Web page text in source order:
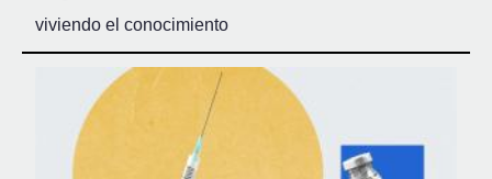
viviendo el conocimiento